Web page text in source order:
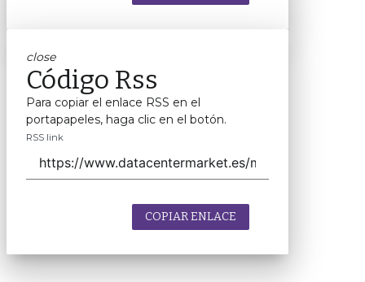
close
Código Rss
Para copiar el enlace RSS en el
portapapeles, haga clic en el botón.
RSS link
COPIAR ENLACE